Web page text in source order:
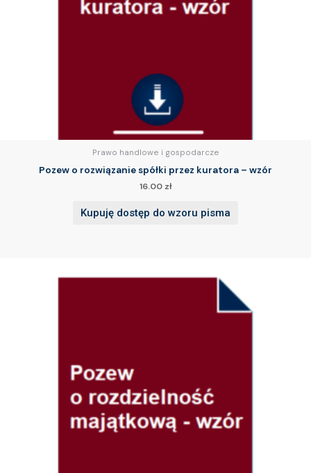
Prawo handlowe i gospodarcze
Pozew o rozwiązanie spółki przez kuratora – wzór
16.00 zł
Kupuję dostęp do wzoru pisma